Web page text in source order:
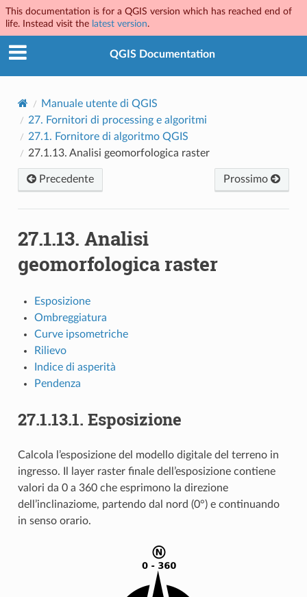
This documentation is for a QGIS version which has reached end of
life. Instead visit the latest version.
QGIS Documentation
Manuale utente di QGIS
27. Fornitori di processing e algoritmi
27.1. Fornitore di algoritmo QGIS
27.1.13. Analisi geomorfologica raster
Precedente Prossimo
27.1.13. Analisi
geomorfologica raster
Esposizione
Ombreggiatura
Curve ipsometriche
Rilievo
Indice di asperità
Pendenza
27.1.13.1. Esposizione
Calcola l’esposizione del modello digitale del terreno in
ingresso. Il layer raster finale dell’esposizione contiene
valori da 0 a 360 che esprimono la direzione
dell’inclinaziome, partendo dal nord (0°) e continuando
in senso orario.